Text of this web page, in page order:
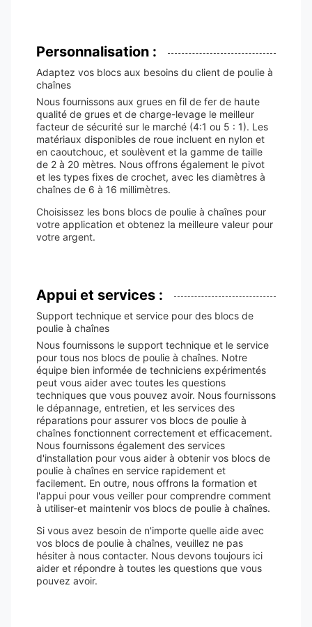
Personnalisation :
Adaptez vos blocs aux besoins du client de poulie à
chaînes
Nous fournissons aux grues en fil de fer de haute
qualité de grues et de charge-levage le meilleur
facteur de sécurité sur le marché (4:1 ou 5 : 1). Les
matériaux disponibles de roue incluent en nylon et
en caoutchouc, et soulèvent et la gamme de taille
de 2 à 20 mètres. Nous offrons également le pivot
et les types fixes de crochet, avec les diamètres à
chaînes de 6 à 16 millimètres.
Choisissez les bons blocs de poulie à chaînes pour
votre application et obtenez la meilleure valeur pour
votre argent.
Appui et services :
Support technique et service pour des blocs de
poulie à chaînes
Nous fournissons le support technique et le service
pour tous nos blocs de poulie à chaînes. Notre
équipe bien informée de techniciens expérimentés
peut vous aider avec toutes les questions
techniques que vous pouvez avoir. Nous fournissons
le dépannage, entretien, et les services des
réparations pour assurer vos blocs de poulie à
chaînes fonctionnent correctement et efficacement.
Nous fournissons également des services
d'installation pour vous aider à obtenir vos blocs de
poulie à chaînes en service rapidement et
facilement. En outre, nous offrons la formation et
l'appui pour vous veiller pour comprendre comment
à utiliser-et maintenir vos blocs de poulie à chaînes.
Si vous avez besoin de n'importe quelle aide avec
vos blocs de poulie à chaînes, veuillez ne pas
hésiter à nous contacter. Nous devons toujours ici
aider et répondre à toutes les questions que vous
pouvez avoir.